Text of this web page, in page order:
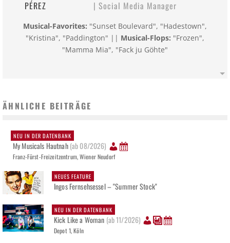
PÉREZ
| Social Media Manager
Musical-Favorites: "Sunset Boulevard", "Hadestown",
"Kristina", "Paddington" || Musical-Flops: "Frozen",
"Mamma Mia", "Fack ju Göhte"
ÄHNLICHE BEITRÄGE
NEU IN DER DATENBANK
My Musicals Hautnah(ab 08/2026)
Franz-Fürst-Freizeitzentrum, Wiener Neudorf
NEUES FEATURE
Ingos Fernsehsessel – "Summer Stock"
NEU IN DER DATENBANK
Kick Like a Woman (ab 11/2026)
Depot 1, Köln